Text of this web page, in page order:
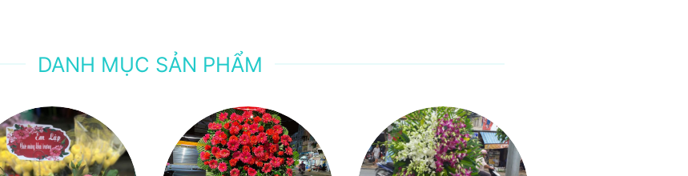
DANH MỤC SẢN PHẨM